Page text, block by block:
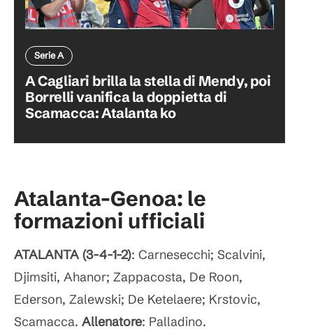
Serie A
A Cagliari brilla la stella di Mendy, poi
Borrelli vanifica la doppietta di
Scamacca: Atalanta ko
Atalanta-Genoa: le
formazioni ufficiali
ATALANTA (3-4-1-2): Carnesecchi; Scalvini,
Djimsiti, Ahanor; Zappacosta, De Roon,
Ederson, Zalewski; De Ketelaere; Krstovic,
Scamacca. Allenatore: Palladino.